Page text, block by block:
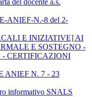
del docente a.s.
ANIEF-N.-8 del 2-
E INIZIATIVE] AI
E SOSTEGNO -
CERTIFICAZIONI
ANIEF N. 7 - 23
informativo SNALS